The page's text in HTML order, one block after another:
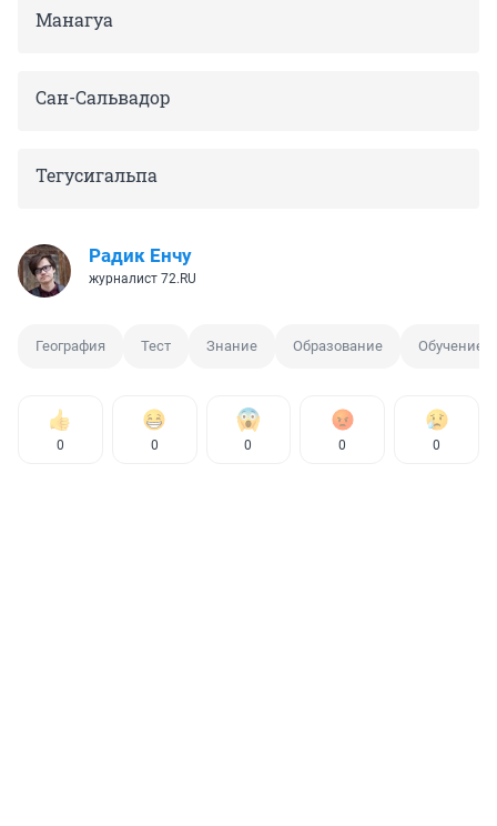
Манагуа
Сан-Сальвадор
Тегусигальпа
Радик Енчу
журналист 72.RU
География Тест Знание Образование Обучение
0 0 0 0 0